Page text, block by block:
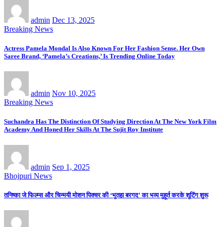
admin Dec 13, 2025
Breaking News
Actress Pamela Mondal Is Also Known For Her Fashion Sense. Her Own
Saree Brand, ‘Pamela’s Creations,’ Is Trending Online Today
admin Nov 10, 2025
Breaking News
Suchandra Has The Distinction Of Studying Direction At The New York Film
Academy And Honed Her Skills At The Sujit Roy Institute
admin Sep 1, 2025
Bhojpuri News
तनिष्का जे फिल्म्स और चिन्मयी मोशन पिक्चर की ‘भुतहा बरगद’ का भव्य मुहूर्त करके शूटिंग शुरू